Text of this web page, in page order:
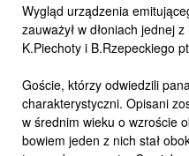
Wygląd urządzenia
zauważył w dłoniach jednej
K.Piechoty i B.Rzepeckiego
Goście, którzy odwiedzili
charakterystyczni. Opisani
w średnim wieku o wzroście
bowiem jeden z nich stał